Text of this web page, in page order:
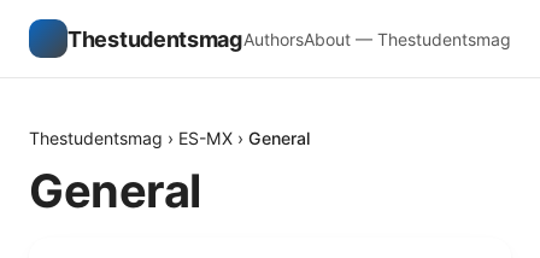
ThestudentsmagAuthorsAbout — Thestudentsmag
Thestudentsmag › ES-MX › General
General